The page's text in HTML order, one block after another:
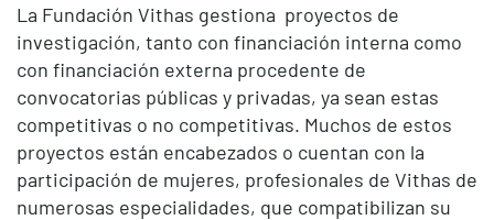
La Fundación Vithas gestiona proyectos de
investigación, tanto con financiación interna como
con financiación externa procedente de
convocatorias públicas y privadas, ya sean estas
competitivas o no competitivas. Muchos de estos
proyectos están encabezados o cuentan con la
participación de mujeres, profesionales de Vithas de
numerosas especialidades, que compatibilizan su